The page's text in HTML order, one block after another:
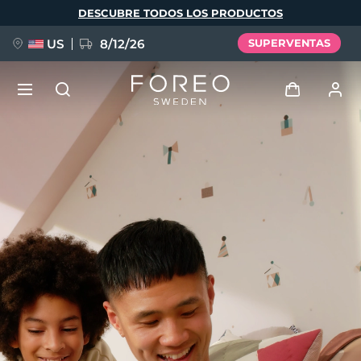
DESCUBRE TODOS LOS PRODUCTOS
US 8/12/26 SUPERVENTAS
Iniciar sesión
Perfil de usuario
Mis pedidos
Mis suscripciones
NUEVO
FAQ™ Pure Beauty-Tech Elixir
BREAKING NEWS
issa™ Teeth Whitening Set
Idioma
English Deutsch
Español
Français
Italiano
Polski
Svenska
Русский
Türkçe
简体中文